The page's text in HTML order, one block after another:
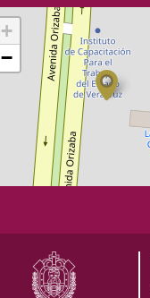
+
−